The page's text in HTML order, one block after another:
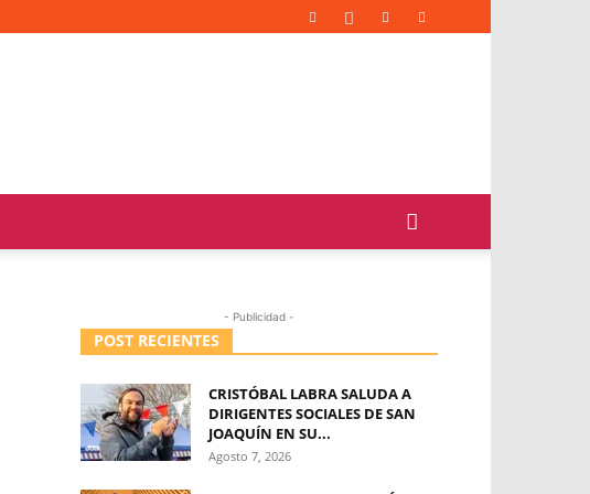
- Publicidad -
POST RECIENTES
CRISTÓBAL LABRA SALUDA A
DIRIGENTES SOCIALES DE SAN
JOAQUÍN EN SU...
Agosto 7, 2026